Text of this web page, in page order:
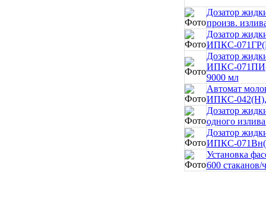
Дозатор
произв.
Дозатор
ИПКС-
Дозатор
ИПКС-
9000 мл
Автомат
ИПКС-042(Н),
Дозатор
одного
Дозатор
ИПКС-
Установка
600 стаканов/